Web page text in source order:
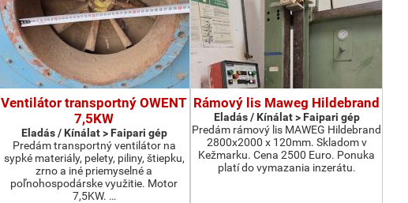
Ventilátor transportný OWENT
7,5KW
Eladás / Kínálat > Faipari gép
Predám transportný ventilátor na
sypké materiály, pelety, piliny, štiepku,
zrno a iné priemyselné a
poľnohospodárske využitie. Motor
7,5KW. …
Rámový lis Maweg Hildebrand
Eladás / Kínálat > Faipari gép
Predám rámový lis MAWEG Hildebrand
2800x2000 x 120mm. Skladom v
Kežmarku. Cena 2500 Euro. Ponuka
platí do vymazania inzerátu.